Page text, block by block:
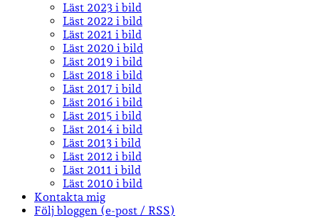
Läst 2023 i bild
Läst 2022 i bild
Läst 2021 i bild
Läst 2020 i bild
Läst 2019 i bild
Läst 2018 i bild
Läst 2017 i bild
Läst 2016 i bild
Läst 2015 i bild
Läst 2014 i bild
Läst 2013 i bild
Läst 2012 i bild
Läst 2011 i bild
Läst 2010 i bild
Kontakta mig
Följ bloggen (e-post / RSS)